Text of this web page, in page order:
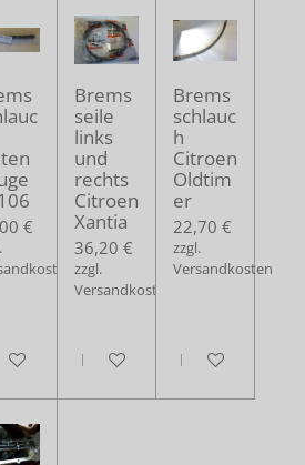
€
Warenkorb
Brems
seile
links
und
rechts
Citroen
Xantia
36,20 €
zzgl.
Versandkosten
In den Warenkorb
Brems
schlauc
h
Citroen
Oldtim
er
22,70 €
zzgl.
Versandkosten
In den